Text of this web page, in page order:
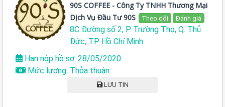
90S COFFEE - Công Ty TNHH Thương Mại
Dịch Vụ Đầu Tư 90S
Theo dõi Đánh giá
8C Đường số 2, P. Trường Thọ, Q. Thủ
Đức, TP Hồ Chí Minh
Hạn nộp hồ sơ: 28/05/2020
Mức lương: Thỏa thuận
LƯU TIN